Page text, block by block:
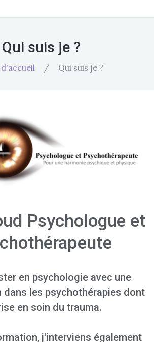
Qui suis je ?
d'accueil / Qui suis je ?
Psychologue et
en psychologie avec une
dans les psychothérapies dont
en soin du trauma.
j'interviens également